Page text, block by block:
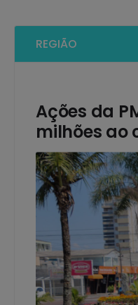
REGIÃO
Ações da
milhões ao